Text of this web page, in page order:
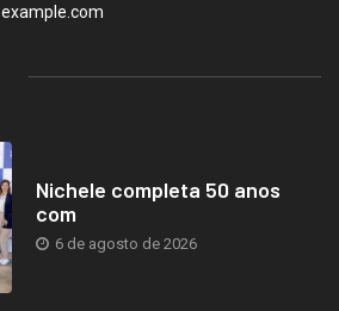
Nichele completa 50 anos
com
6 de agosto de 2026